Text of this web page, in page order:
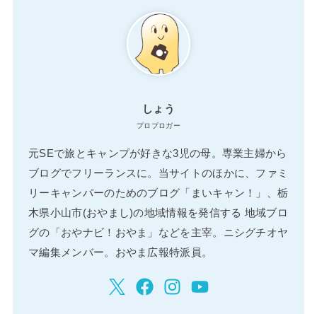
しょう
プロブロガー
元SEで旅とキャンプが好きな3児の母。専業主婦から
ブログでフリーランスに。当サイトのほかに、ファミ
リーキャンパーのためのブログ「まいキャン！」、栃
木県小山市(おやまし)の地域情報を発信する 地域ブロ
グの「おやナビ！おやま」などを主宰。ニシグチオヤ
マ編集メンバー。おやま広報特派員。